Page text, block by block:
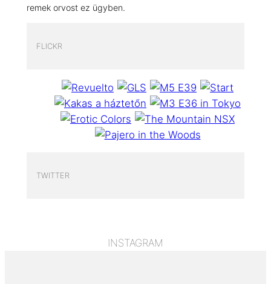
remek orvost ez ügyben.
FLICKR
TWITTER
INSTAGRAM